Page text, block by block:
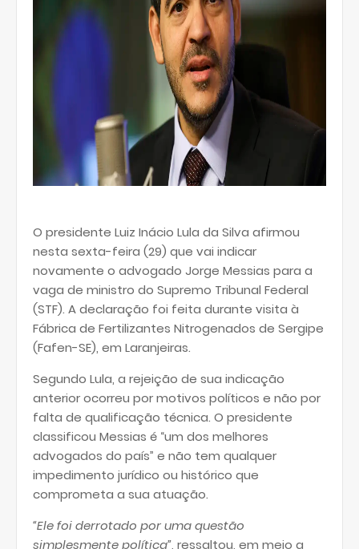
O presidente Luiz Inácio Lula da Silva afirmou
nesta sexta-feira (29) que vai indicar
novamente o advogado Jorge Messias para a
vaga de ministro do Supremo Tribunal Federal
(STF). A declaração foi feita durante visita à
Fábrica de Fertilizantes Nitrogenados de Sergipe
(Fafen-SE), em Laranjeiras.
Segundo Lula, a rejeição de sua indicação
anterior ocorreu por motivos políticos e não por
falta de qualificação técnica. O presidente
classificou Messias é “um dos melhores
advogados do país” e não tem qualquer
impedimento jurídico ou histórico que
comprometa a sua atuação.
“Ele foi derrotado por uma questão
simplesmente política”, ressaltou, em meio a